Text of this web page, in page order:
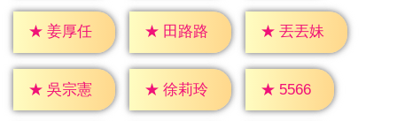
★ 姜厚任 ★ 田路路 ★ 丟丟妹
★ 吳宗憲 ★ 徐莉玲 ★ 5566